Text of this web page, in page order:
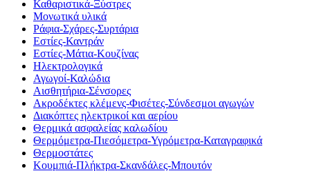
Καθαριστικά-Ξύστρες
Μονωτικά υλικά
Ράφια-Σχάρες-Συρτάρια
Εστίες-Καντράν
Εστίες-Μάτια-Κουζίνας
Ηλεκτρολογικά
Αγωγοί-Καλώδια
Αισθητήρια-Σένσορες
Ακροδέκτες κλέμενς-Φισέτες-Σύνδεσμοι αγωγών
Διακόπτες ηλεκτρικοί και αερίου
Θερμικά ασφαλείας καλωδίου
Θερμόμετρα-Πιεσόμετρα-Υγρόμετρα-Καταγραφικά
Θερμοστάτες
Κουμπιά-Πλήκτρα-Σκανδάλες-Μπουτόν